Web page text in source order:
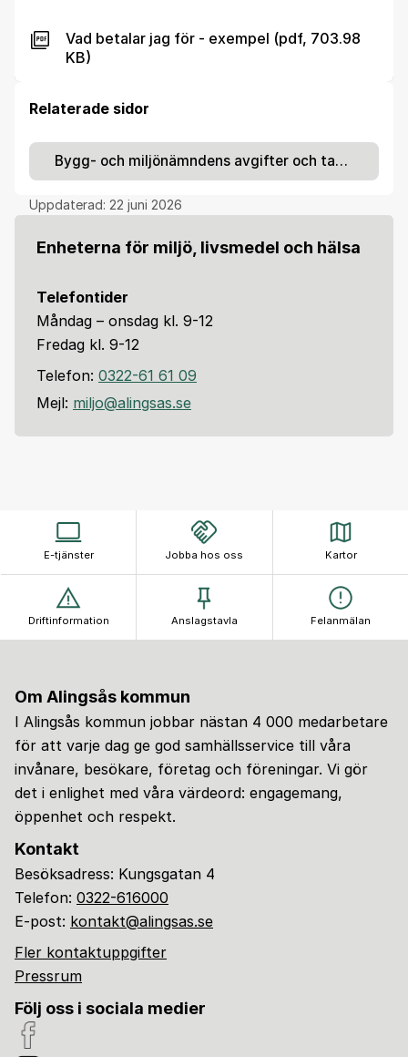
Vad betalar jag för - exempel (pdf, 703.98
KB)
Relaterade sidor
Bygg- och miljönämndens avgifter och taxor
Uppdaterad: 22 juni 2026
Enheterna för miljö, livsmedel och hälsa
Telefontider
Måndag – onsdag kl. 9-12
Fredag kl. 9-12
Telefon: 0322-61 61 09
Mejl: miljo@alingsas.se
E-tjänster Jobba hos oss Kartor
Driftinformation Anslagstavla Felanmälan
Om Alingsås kommun
I Alingsås kommun jobbar nästan 4 000 medarbetare
för att varje dag ge god samhällsservice till våra
invånare, besökare, företag och föreningar. Vi gör
det i enlighet med våra värdeord: engagemang,
öppenhet och respekt.
Kontakt
Besöksadress: Kungsgatan 4
Telefon: 0322-616000
E-post: kontakt@alingsas.se
Fler kontaktuppgifter
Pressrum
Följ oss i sociala medier